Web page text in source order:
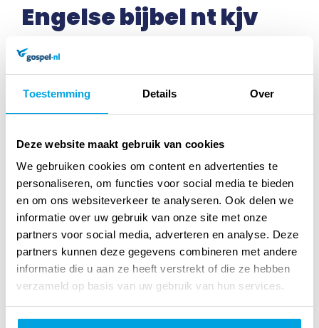
Toestemming Details Over
Deze website maakt gebruik van cookies
We gebruiken cookies om content en advertenties te
personaliseren, om functies voor social media te bieden
en om ons websiteverkeer te analyseren. Ook delen we
informatie over uw gebruik van onze site met onze
partners voor social media, adverteren en analyse. Deze
partners kunnen deze gegevens combineren met andere
informatie die u aan ze heeft verstrekt of die ze hebben
verzameld op basis van uw gebruik van hun services.
Engelse bijbel nt kjv
psalmen E9F
Specificaties
Titel: Engelse bijbel nt kjv psalmen E9F
Verschijningsvorm:
NUR-code: 701
Categorie: Bijbels
Art.nr.: 222253223X
Verschijningsdatum: Mei 2026